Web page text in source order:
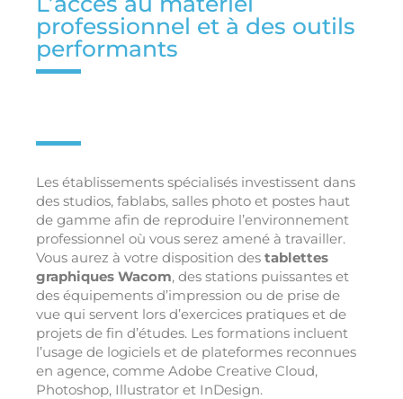
professionnel et à des outils
performants
Les établissements spécialisés investissent dans
des studios, fablabs, salles photo et postes haut
de gamme afin de reproduire l’environnement
professionnel où vous serez amené à travailler.
Vous aurez à votre disposition des tablettes
graphiques Wacom, des stations puissantes et
des équipements d’impression ou de prise de
vue qui servent lors d’exercices pratiques et de
projets de fin d’études. Les formations incluent
l’usage de logiciels et de plateformes reconnues
en agence, comme Adobe Creative Cloud,
Photoshop, Illustrator et InDesign.